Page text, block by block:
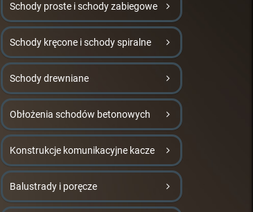
Schody proste i schody zabiegowe
Schody kręcone i schody spiralne
Schody drewniane
Obłożenia schodów betonowych
Konstrukcje komunikacyjne kacze
Balustrady i poręcze